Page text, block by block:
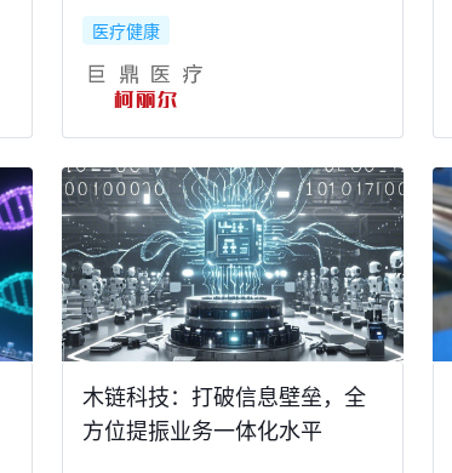
医疗健康
木链科技：打破信息壁垒，全
方位提振业务一体化水平